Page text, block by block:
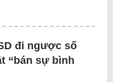
đi ngược số
“bán sự bình